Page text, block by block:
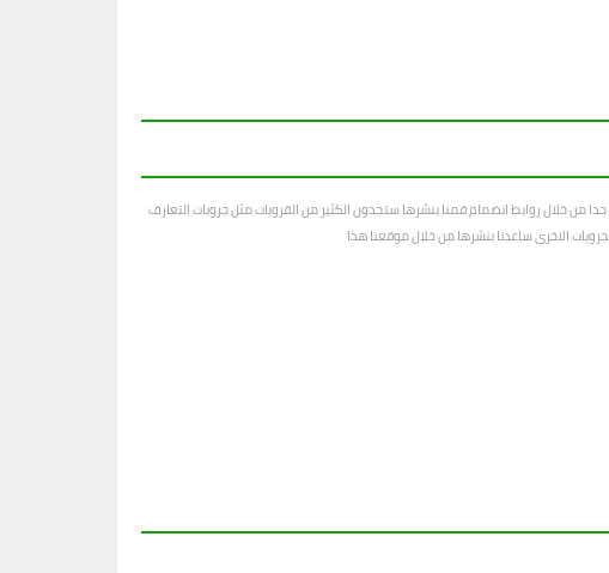
من خلال روابط انضمام قمنا بنشرها ستجدون الكثير من القروبات مثل جروبات التعارف
الاخرى ساعدنا بنشرها من خلال موقعنا هذا